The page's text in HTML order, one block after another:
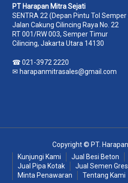
PT Harapan Mitra Sejati
SENTRA 22 (Depan Pintu Tol Semper
Jalan Cakung Cilincing Raya No. 22
RT 001/RW 003, Semper Timur
Cilincing, Jakarta Utara 14130
☎021-3972 2220
✉ harapanmitrasales@gmail.com
Copyright © PT.
Kunjungi Kami
Jual Besi Beton
Jual Pipa Kotak
Jual Semen
Minta Penawaran
Tentang Kami